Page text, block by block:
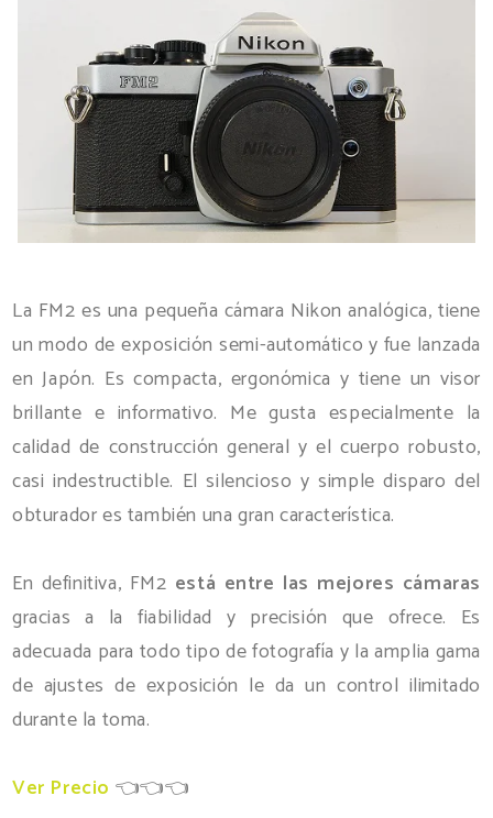
La FM2 es una pequeña cámara Nikon analógica, tiene
un modo de exposición semi-automático y fue lanzada
en Japón. Es compacta, ergonómica y tiene un visor
brillante e informativo. Me gusta especialmente la
calidad de construcción general y el cuerpo robusto,
casi indestructible. El silencioso y simple disparo del
obturador es también una gran característica.
En definitiva, FM2 está entre las mejores cámaras
gracias a la fiabilidad y precisión que ofrece. Es
adecuada para todo tipo de fotografía y la amplia gama
de ajustes de exposición le da un control ilimitado
durante la toma.
Ver Precio 👈👈👈